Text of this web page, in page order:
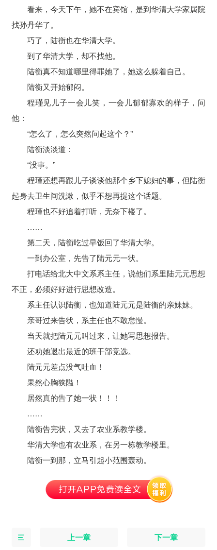
看来，今天下午，她不在宾馆，是到华清大学家属院
找孙丹华了。
巧了，陆衡也在华清大学。
到了华清大学，却不找他。
陆衡真不知道哪里得罪她了，她这么躲着自己。
陆衡又开始郁闷。
程瑾见儿子一会儿笑，一会儿郁郁寡欢的样子，问
他：
“怎么了，怎么突然问起这个？”
陆衡淡淡道：
“没事。”
程瑾还想再跟儿子谈谈他那个乡下媳妇的事，但陆衡
起身去卫生间洗漱，似乎不想再提这个话题。
程瑾也不好追着打听，无奈下楼了。
……
第二天，陆衡吃过早饭回了华清大学。
一到办公室，先告了陆元元一状。
打电话给北大中文系系主任，说他们系里陆元元思想
不正，必须好好进行思想改造。
系主任认识陆衡，也知道陆元元是陆衡的亲妹妹。
亲哥过来告状，系主任也不敢怠慢。
当天就把陆元元叫过来，让她写思想报告。
还劝她退出最近的班干部竞选。
陆元元差点没气吐血！
果然心胸狭隘！
居然真的告了她一状！！！
……
陆衡告完状，又去了农业系教学楼。
华清大学也有农业系，在另一栋教学楼里。
陆衡一到那，立马引起小范围轰动。
上一章 下一章